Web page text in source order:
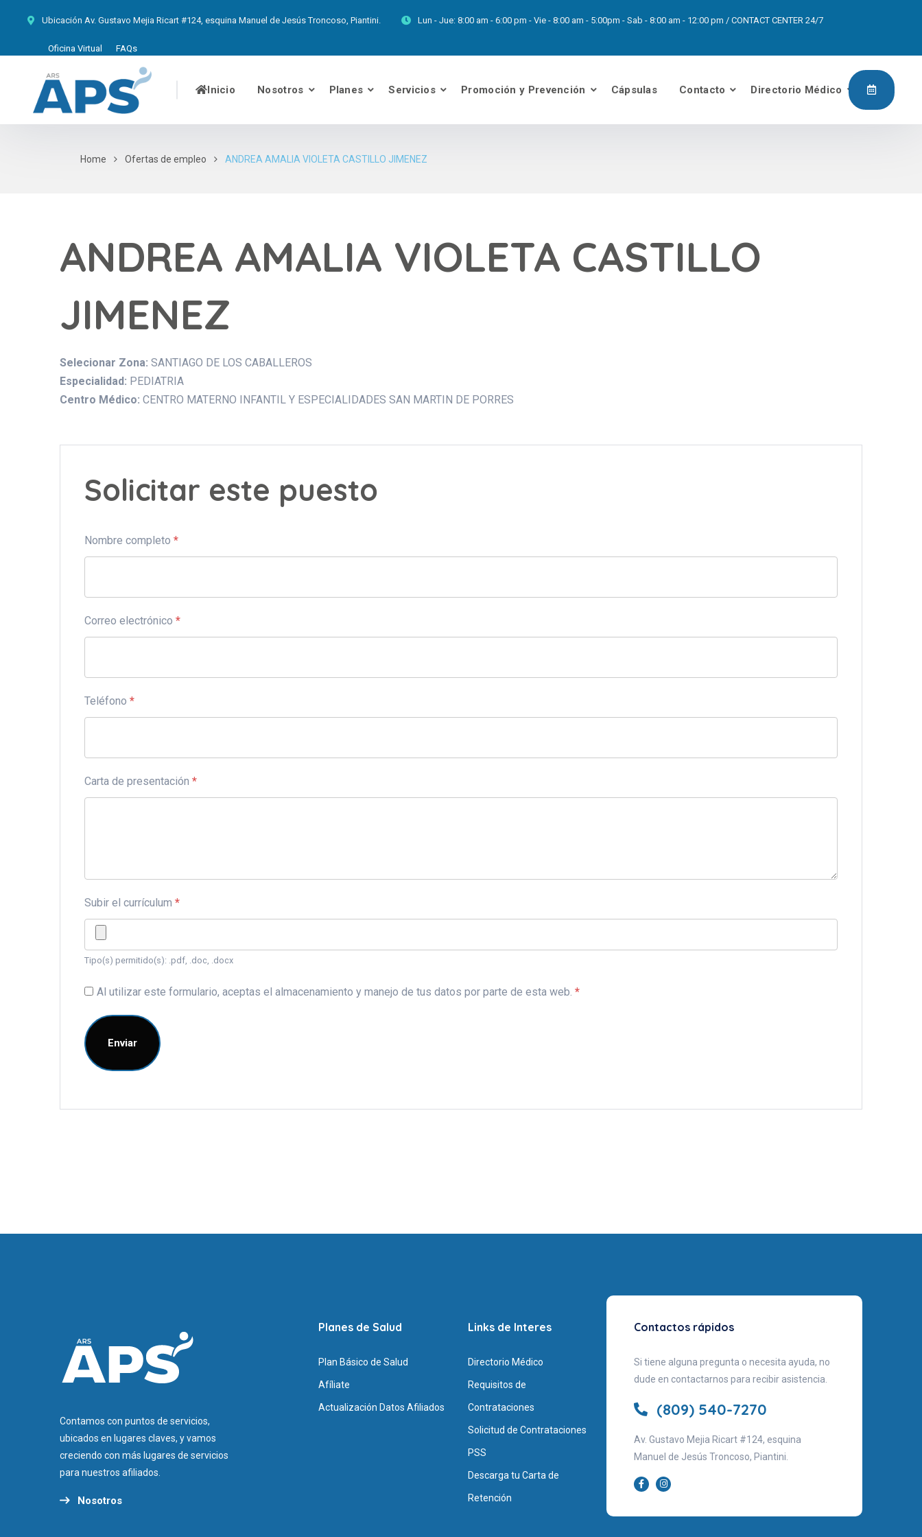
Ubicación Av. Gustavo Mejia Ricart #124, esquina Manuel de Jesús Troncoso, Piantini. Lun - Jue: 8:00 am - 6:00 pm - Vie - 8:00 am - 5:00pm - Sab - 8:00 am - 12:00 pm / CONTACT CENTER 24/7
Oficina Virtual FAQs
Inicio Nosotros Planes Servicios Promoción y Prevención Cápsulas Contacto Directorio Médico
Home Ofertas de empleo ANDREA AMALIA VIOLETA CASTILLO JIMENEZ
ANDREA AMALIA VIOLETA CASTILLO
JIMENEZ
Selecionar Zona: SANTIAGO DE LOS CABALLEROS
Especialidad: PEDIATRIA
Centro Médico: CENTRO MATERNO INFANTIL Y ESPECIALIDADES SAN MARTIN DE PORRES
Solicitar este puesto
Nombre completo *
Correo electrónico *
Teléfono *
Carta de presentación *
Subir el currículum *
Tipo(s) permitido(s): .pdf, .doc, .docx
Al utilizar este formulario, aceptas el almacenamiento y manejo de tus datos por parte de esta web. *
Contamos con puntos de servicios,
ubicados en lugares claves, y vamos
creciendo con más lugares de servicios
para nuestros afiliados.
Nosotros
Planes de Salud
Plan Básico de Salud
Afíliate
Actualización Datos Afiliados
Links de Interes
Directorio Médico
Requisitos de
Contrataciones
Solicitud de Contrataciones
PSS
Descarga tu Carta de
Retención
Contactos rápidos
Si tiene alguna pregunta o necesita ayuda, no
dude en contactarnos para recibir asistencia.
(809) 540-7270
Av. Gustavo Mejia Ricart #124, esquina
Manuel de Jesús Troncoso, Piantini.